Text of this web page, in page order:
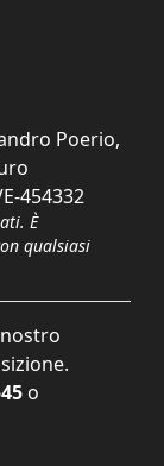
Poerio,
454332
È
qualsiasi
o